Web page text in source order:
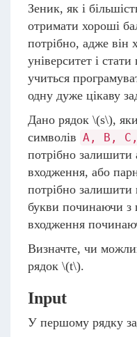
Зеник, як і
отримати хороші
потрібно, адже він
університет і
учиться
одну дуже цікаву
Дано рядок \(s\),
символів A, B,
потрібно залишити
входження, або
потрібно залишити
букви починаючи з
входження
Визначте, чи
рядок \(t\).
Input
У першому рядку